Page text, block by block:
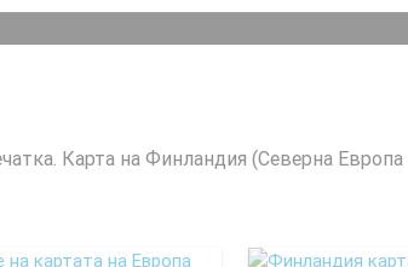
Карта на Финландия (Северна Европа